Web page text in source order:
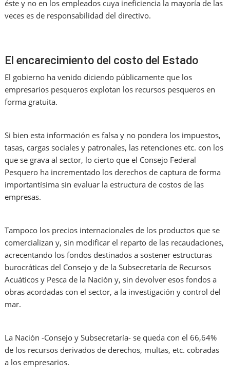
éste y no en los empleados cuya ineficiencia la mayoría de las
veces es de responsabilidad del directivo.
El encarecimiento del costo del Estado
El gobierno ha venido diciendo públicamente que los
empresarios pesqueros explotan los recursos pesqueros en
forma gratuita.
Si bien esta información es falsa y no pondera los impuestos,
tasas, cargas sociales y patronales, las retenciones etc. con los
que se grava al sector, lo cierto que el Consejo Federal
Pesquero ha incrementado los derechos de captura de forma
importantísima sin evaluar la estructura de costos de las
empresas.
Tampoco los precios internacionales de los productos que se
comercializan y, sin modificar el reparto de las recaudaciones,
acrecentando los fondos destinados a sostener estructuras
burocráticas del Consejo y de la Subsecretaría de Recursos
Acuáticos y Pesca de la Nación y, sin devolver esos fondos a
obras acordadas con el sector, a la investigación y control del
mar.
La Nación -Consejo y Subsecretaría- se queda con el 66,64%
de los recursos derivados de derechos, multas, etc. cobradas
a los empresarios.